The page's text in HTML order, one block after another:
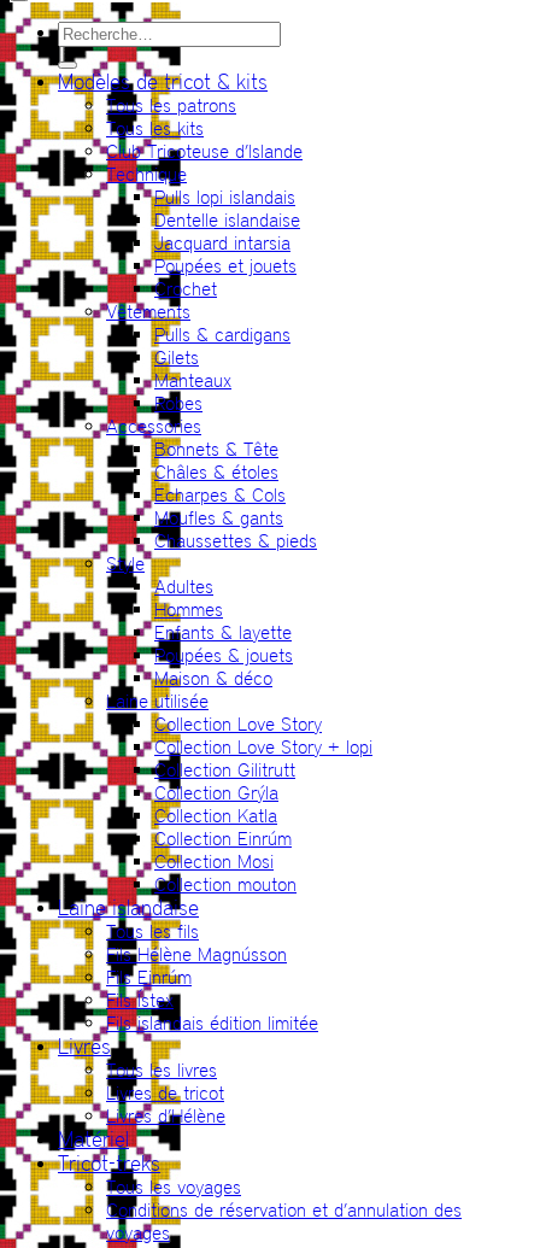
Recherche
pour :
Modèles de tricot & kits
Tous les patrons
Tous les kits
Club Tricoteuse d’Islande
Technique
Pulls lopi islandais
Dentelle islandaise
Jacquard intarsia
Poupées et jouets
Crochet
Vêtements
Pulls & cardigans
Gilets
Manteaux
Robes
Accessories
Bonnets & Tête
Châles & étoles
Echarpes & Cols
Moufles & gants
Chaussettes & pieds
Style
Adultes
Hommes
Enfants & layette
Poupées & jouets
Maison & déco
Laine utilisée
Collection Love Story
Collection Love Story + lopi
Collection Gilitrutt
Collection Grýla
Collection Katla
Collection Einrúm
Collection Mosi
Collection mouton
Laine islandaise
Tous les fils
Fils Hélène Magnússon
Fils Einrúm
Fils Ístex
Fils islandais édition limitée
Livres
Tous les livres
Livres de tricot
Livres d’Hélène
Matériel
Tricot-treks
Tous les voyages
Conditions de réservation et d’annulation des
voyages